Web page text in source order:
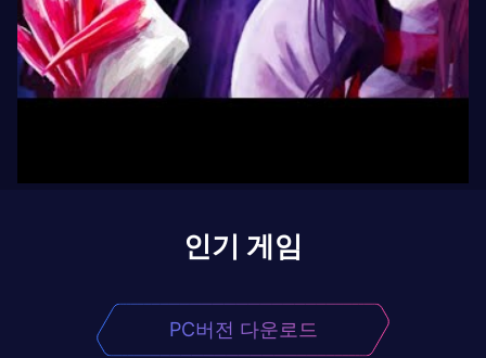
인기 게임
PC버전 다운로드